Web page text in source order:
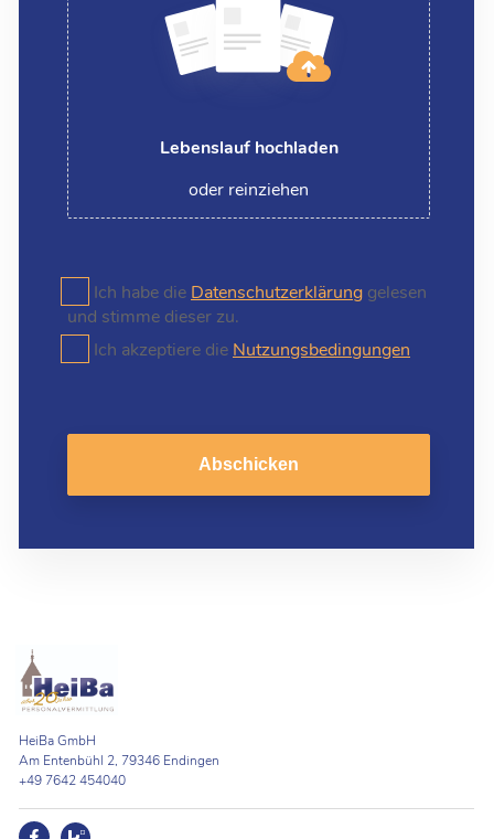
Lebenslauf hochladen
oder reinziehen
Ich habe die Datenschutzerklärung gelesen
und stimme dieser zu.
Ich akzeptiere die Nutzungsbedingungen
Abschicken
HeiBa GmbH
Am Entenbühl 2, 79346 Endingen
+49 7642 454040